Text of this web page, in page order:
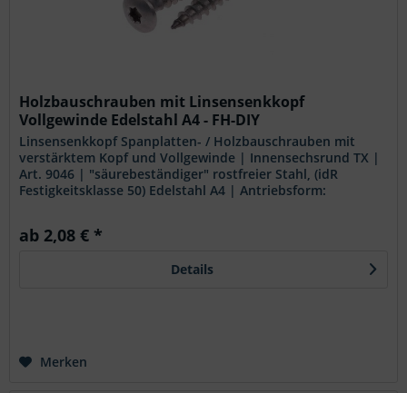
Holzbauschrauben mit Linsensenkkopf
Vollgewinde Edelstahl A4 - FH-DIY
Linsensenkkopf Spanplatten- / Holzbauschrauben mit
verstärktem Kopf und Vollgewinde | Innensechsrund TX |
Art. 9046 | "säurebeständiger" rostfreier Stahl, (idR
Festigkeitsklasse 50) Edelstahl A4 | Antriebsform:
ab 2,08 € *
Details
Merken